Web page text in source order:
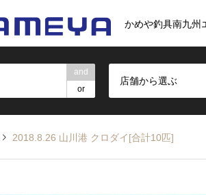
かめや釣具南九州
and
or
店舗から選ぶ
2018.8.26 山川港 クロダイ[合計10匹]